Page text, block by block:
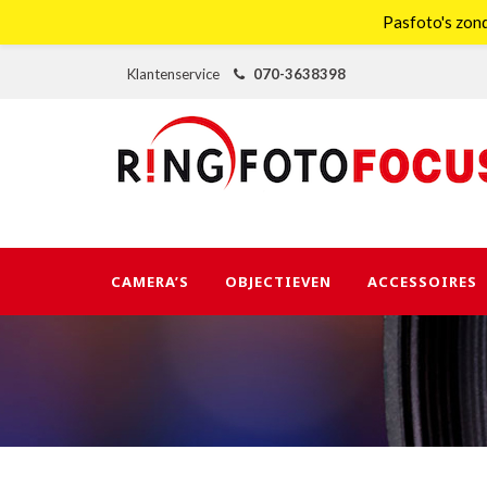
Klantenservice 070-3638398
CAMERA’S OBJECTIEVEN ACCESSOIRES
Pasfoto's